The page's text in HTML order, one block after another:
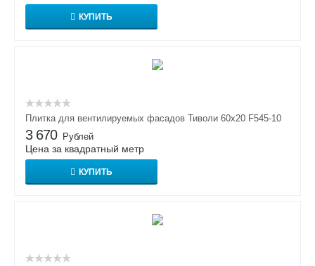
КУПИТЬ
Плитка для вентилируемых фасадов Тиволи 60х20 F545-10
3 670 Рублей
Цена за квадратный метр
КУПИТЬ